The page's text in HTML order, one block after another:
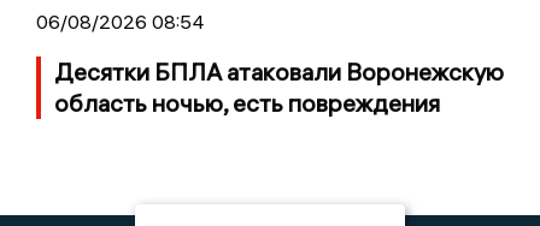
06/08/2026 08:54
Десятки БПЛА атаковали Воронежскую
область ночью, есть повреждения